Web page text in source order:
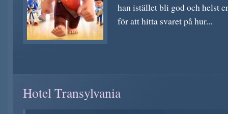
han istället bli god och helst
för att hitta svaret på hur...
Hotel Transylvania